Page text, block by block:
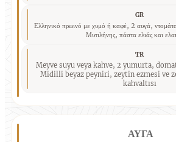
GR
Ελληνικό πρωινό με χυμό ή καφέ, 2 αυγά,
Μυτιλήνης, πάστα ελιάς και
TR
Meyve suyu veya kahve, 2 yumurta,
Midilli beyaz peyniri, zeytin ezmesi ve
kahvaltısı
ΑΥΓΑ